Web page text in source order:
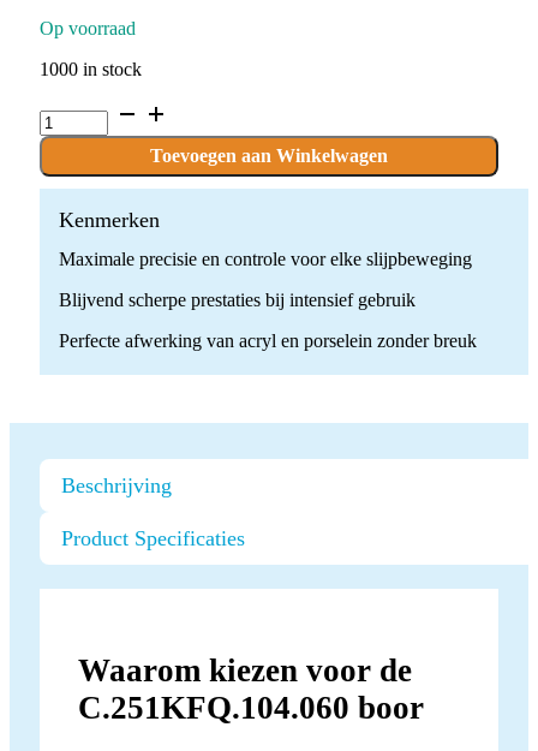
Op voorraad
1000 in stock
C.251KFQ.104.060
x
boor
quantity
Toevoegen aan Winkelwagen
Kenmerken
Maximale precisie en controle voor elke slijpbeweging
Blijvend scherpe prestaties bij intensief gebruik
Perfecte afwerking van acryl en porselein zonder breuk
Beschrijving
Product Specificaties
Waarom kiezen voor de
C.251KFQ.104.060 boor